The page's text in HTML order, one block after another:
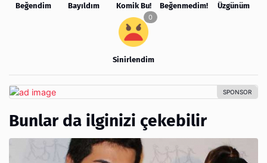
Beğendim Bayıldım Komik Bu! Beğenmedim! Üzgünüm
Sinirlendim
Bunlar da ilginizi çekebilir